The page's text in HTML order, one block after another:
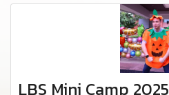
LBS Mini Camp 2025